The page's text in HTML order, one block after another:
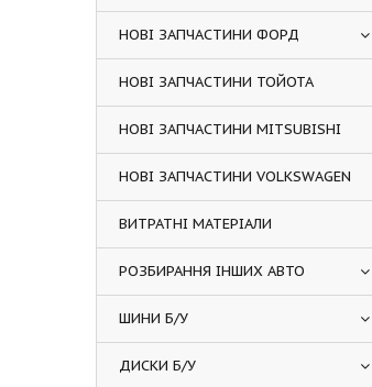
НОВІ ЗАПЧАСТИНИ ФОРД
НОВІ ЗАПЧАСТИНИ ТОЙОТА
НОВІ ЗАПЧАСТИНИ MITSUBISHI
НОВІ ЗАПЧАСТИНИ VOLKSWAGEN
ВИТРАТНІ МАТЕРІАЛИ
РОЗБИРАННЯ ІНШИХ АВТО
ШИНИ Б/У
ДИСКИ Б/У